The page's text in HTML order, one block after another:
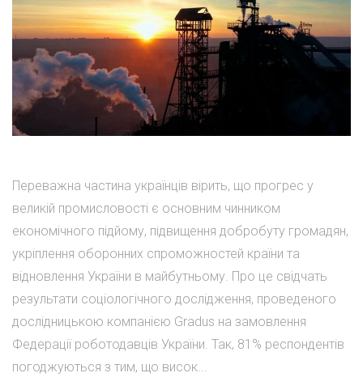
Переважна частина українців вірить, що прогрес у
великій промисловості є основним чинником
економічного підйому, підвищення добробуту громадян,
укріплення оборонних спроможностей країни та
відновлення України в майбутньому. Про це свідчать
результати соціологічного дослідження, проведеного
дослідницькою компанією Gradus на замовлення
Федерації роботодавців України. Так, 81% респондентів
погоджуються з тим, що висок...